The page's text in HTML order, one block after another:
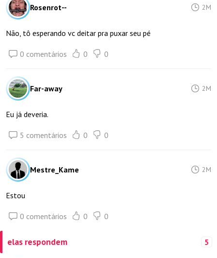
Rosenrot-- 2M
Não, tô esperando vc deitar pra puxar seu pé
0 comentários 0 0
Far-away 2M
Eu já deveria.
5 comentários 0 0
Mestre_Kame 2M
Estou
0 comentários 0 0
elas respondem 5